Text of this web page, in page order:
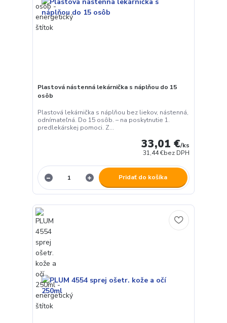
Plastová nástenná lekárnička s náplňou do 15
osôb
Plastová lekárnička s náplňou bez liekov, nástenná,
odnímateľná. Do 15 osôb. – na poskytnutie 1.
predlekárskej pomoci. Z...
33,01 €/ks
31,44 €bez DPH
Pridať do košíka